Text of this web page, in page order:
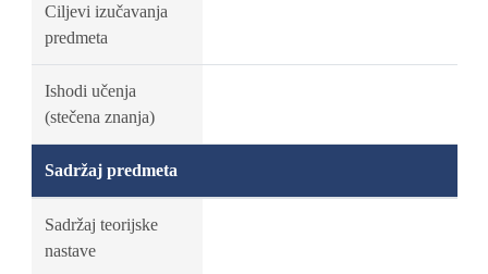
Ciljevi izučavanja
predmeta
Ishodi učenja
(stečena znanja)
Sadržaj predmeta
Sadržaj teorijske
nastave